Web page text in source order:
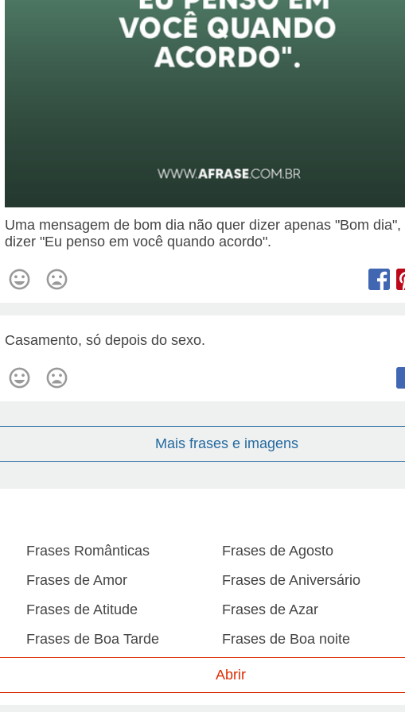
Uma mensagem de bom dia não quer dizer apenas "Bom dia",
dizer "Eu penso em você quando acordo".
Casamento, só depois do sexo.
Mais frases e imagens
Frases Românticas
Frases de Agosto
Frases de Amor
Frases de Aniversário
Frases de Atitude
Frases de Azar
Frases de Boa Tarde
Frases de Boa noite
Frases de Caráter
Frases de Desculpa Frases de Dezembro
Abrir